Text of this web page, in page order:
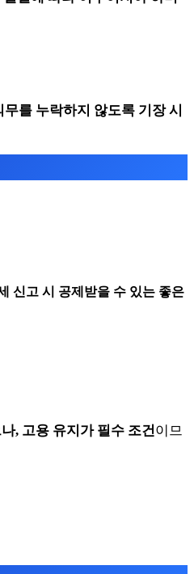
를 누락하지 않도록 기장 시
신고 시 공제받을 수 있는 좋은
, 고용 유지가 필수 조건이므